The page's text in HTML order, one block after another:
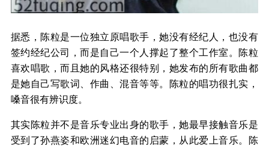
据悉，陈粒是一位独立原唱歌手，她没有经纪人，也没有
签约经纪公司，而是自己一个人撑起了整个工作室。陈粒
喜欢唱歌，而且她的风格还很特别，她发布的所有歌曲都
是她自己写歌词、作曲、混音等等。陈粒的唱功很扎实，
嗓音很有辨识度。
其实陈粒并不是音乐专业出身的歌手，她最早接触音乐是
受到了孙燕姿和欧洲迷幻电音的启蒙，从此爱上音乐。陈